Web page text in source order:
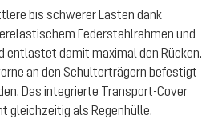
bis schwerer Lasten dank
Federstahlrahmen und
entlastet damit maximal den Rücken.
an den Schulterträgern befestigt
Das integrierte Transport-Cover
gleichzeitig als Regenhülle.